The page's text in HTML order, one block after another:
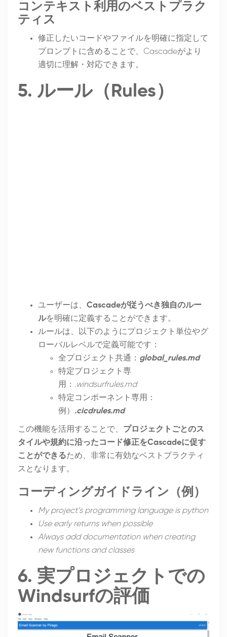
コンテキスト利用のベストプラク
ティス
修正したいコードやファイルを明確に指定して
プロンプトに含めることで、Cascadeがより
適切に理解・対応できます。
5. ルール（Rules）
ユーザーは、 Cascadeが従うべき独自のルー
ルを明確に定義することができます。
ルールは、以下のようにプロジェクト単位やグ
ローバルレベルで定義可能です：
全プロジェクト共通： global_rules.md
特定プロジェクト専
用： .windsurfrules.md
特定コンポーネント専用：
例） .cicdrules.md
この機能を活用することで、 プロジェクトごとのス
タイルや規約に沿ったコード修正をCascadeに促す
ことができるため、非常に有効なベストプラクティ
スとなります。
コーディングガイドライン（例）
My project’s programming language is python
Use early returns when possible
Always add documentation when creating
new functions and classes
6. 実プロジェクトでの
Windsurfの評価